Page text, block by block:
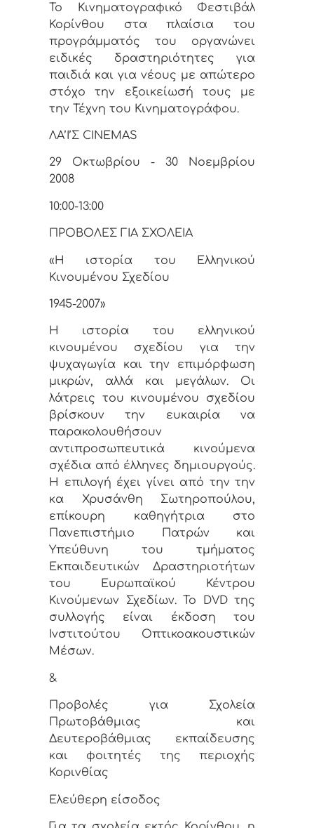
Το Κινηματογραφικό Φεστιβάλ
Κορίνθου στα πλαίσια του
προγράμματός του οργανώνει
ειδικές δραστηριότητες για
παιδιά και για νέους με απώτερο
στόχο την εξοικείωσή τους με
την Τέχνη του Κινηματογράφου.
ΛΑ’Ι’Σ CINEMAS
29 Οκτωβρίου - 30 Νοεμβρίου
2008
10:00-13:00
ΠΡΟΒΟΛΕΣ ΓΙΑ ΣΧΟΛΕΙΑ
«Η ιστορία του Ελληνικού
Κινουμένου Σχεδίου
1945-2007»
Η ιστορία του ελληνικού
κινουμένου σχεδίου για την
ψυχαγωγία και την επιμόρφωση
μικρών, αλλά και μεγάλων. Οι
λάτρεις του κινουμένου σχεδίου
βρίσκουν την ευκαιρία να
παρακολουθήσουν
αντιπροσωπευτικά κινούμενα
σχέδια από έλληνες δημιουργούς.
H επιλογή έχει γίνει από την την
κα Χρυσάνθη Σωτηροπούλου,
επίκουρη καθηγήτρια στο
Πανεπιστήμιο Πατρών και
Υπεύθυνη του τμήματος
Εκπαιδευτικών Δραστηριοτήτων
του Ευρωπαϊκού Κέντρου
Κινούμενων Σχεδίων. To DVD της
συλλογής είναι έκδοση του
Ινστιτούτου Οπτικοακουστικών
Μέσων.
&
Προβολές για Σχολεία
Πρωτοβάθμιας και
Δευτεροβάθμιας εκπαίδευσης
και φοιτητές της περιοχής
Κορινθίας
Ελεύθερη είσοδος